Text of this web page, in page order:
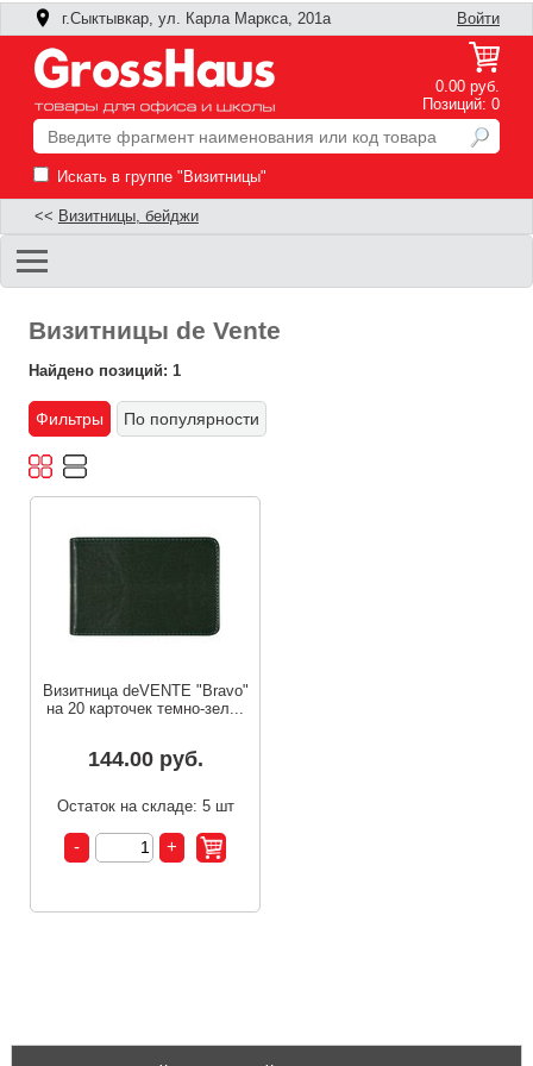
г.Сыктывкар, ул. Карла Маркса, 201а Войти
0.00 руб.
Позиций: 0
Искать в группе "Визитницы"
<< Визитницы, бейджи
Визитницы de Vente
Найдено позиций: 1
Фильтры По популярности
Визитница deVENTE "Bravo"
на 20 карточек темно-зел...
144.00 руб.
Остаток на складе: 5 шт